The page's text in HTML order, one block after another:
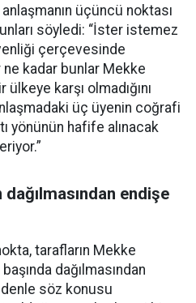
üçüncü noktası
söyledi: “İster istemez
çerçevesinde
ne kadar bunlar Mekke
ülkeye karşı olmadığını
üç üyenin coğrafi
yönünün hafife alınacak
dağılmasından endişe
tarafların Mekke
dağılmasından
söz konusu